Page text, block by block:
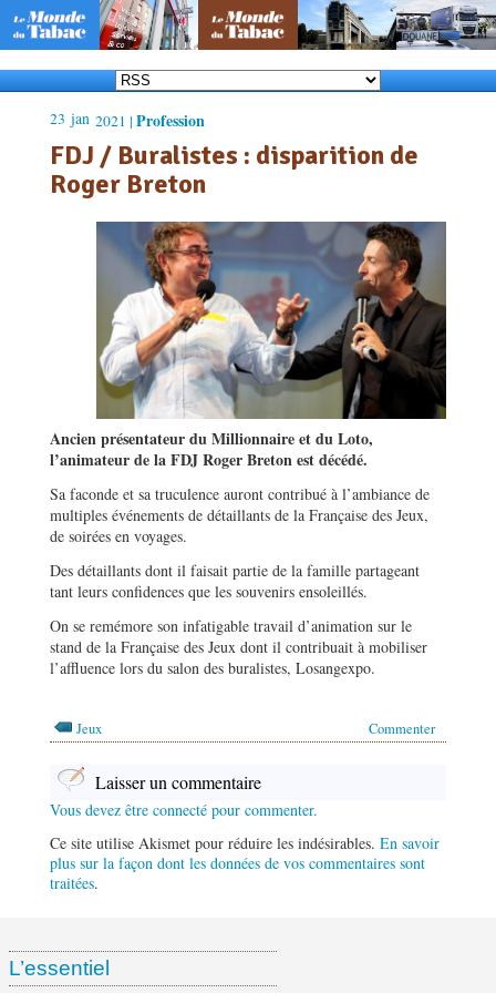
23 jan 2021 | Profession
FDJ / Buralistes : disparition de
Roger Breton
Ancien présentateur du Millionnaire et du Loto,
l’animateur de la FDJ Roger Breton est décédé.
Sa faconde et sa truculence auront contribué à l’ambiance de
multiples événements de détaillants de la Française des Jeux,
de soirées en voyages.
Des détaillants dont il faisait partie de la famille partageant
tant leurs confidences que les souvenirs ensoleillés.
On se remémore son infatigable travail d’animation sur le
stand de la Française des Jeux dont il contribuait à mobiliser
l’affluence lors du salon des buralistes, Losangexpo.
Commenter
Jeux
Laisser un commentaire
Vous devez être connecté pour commenter.
Ce site utilise Akismet pour réduire les indésirables. En savoir
plus sur la façon dont les données de vos commentaires sont
traitées.
L’essentiel